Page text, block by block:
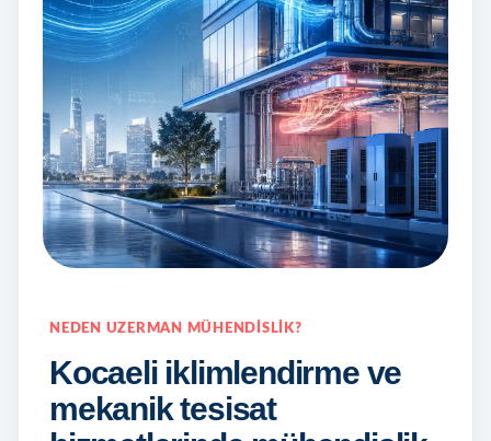
NEDEN UZERMAN MÜHENDISLIK?
Kocaeli iklimlendirme ve
mekanik tesisat